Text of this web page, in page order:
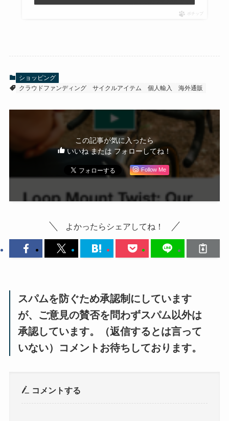
ポチップ
ショッピング
クラウドファンディング
サイクルアイテム 個人輸入 海外通販
この記事が気に入ったら
いいね または フォローしてね！
Follow Me
よかったらシェアしてね！
スパムを防ぐため承認制にしています
が、ご意見の賛否を問わずスパム以外は
承認しています。（返信するとは言って
いない）コメントお待ちしております。
コメントする